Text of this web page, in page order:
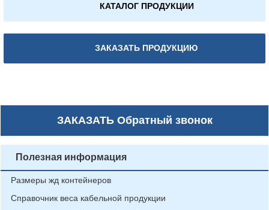
КАТАЛОГ ПРОДУКЦИИ
ЗАКАЗАТЬ ПРОДУКЦИЮ
ЗАКАЗАТЬОбратный звонок
Полезная информация
Размеры жд контейнеров
Справочник веса кабельной продукции